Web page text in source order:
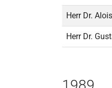
Herr Dr.
Herr Dr.